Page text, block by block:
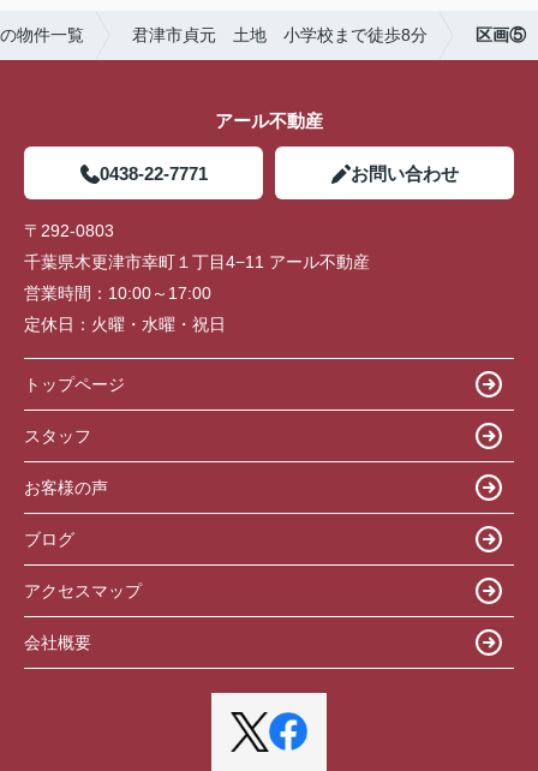
物件一覧 君津市貞元 土地 小学校まで徒歩8分 区画⑤
アール不動産
0438-22-7771 お問い合わせ
〒292-0803
千葉県木更津市幸町１丁目4−11 アール不動産
営業時間： 10:00～17:00
定休日： 火曜・水曜・祝日
トップページ
スタッフ
お客様の声
ブログ
アクセスマップ
会社概要